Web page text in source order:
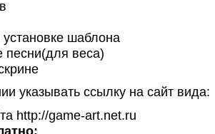
шаблона
песни(для веса)
указывать ссылку на сайт вида:
http://game-art.net.ru